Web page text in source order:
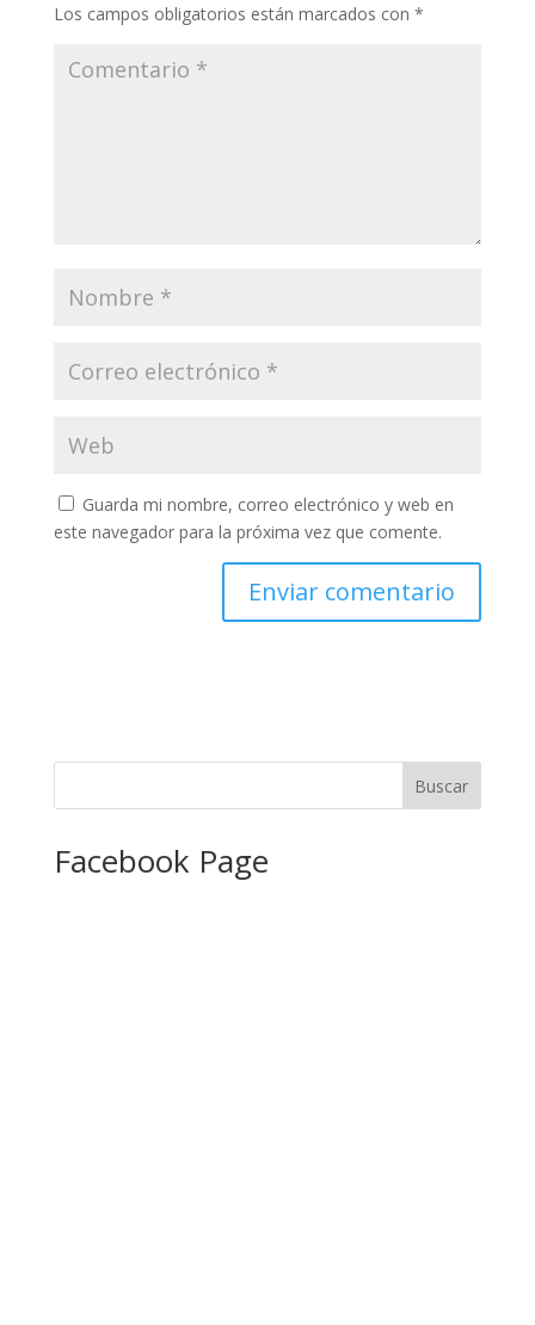
Los campos obligatorios están marcados con *
Guarda mi nombre, correo electrónico y web en
este navegador para la próxima vez que comente.
Facebook Page